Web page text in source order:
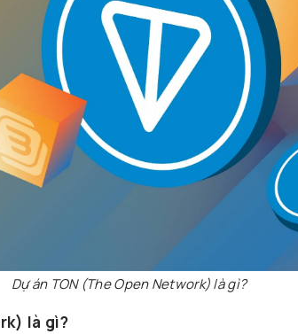
Dự án TON (The Open Network) là gì?
là gì?